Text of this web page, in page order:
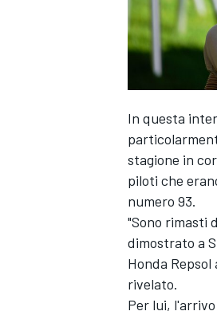
In questa
stagione in
piloti che
numero 93.
"Sono rimasti
dimostrato a
Honda Repsol
rivelato.
Per lui,